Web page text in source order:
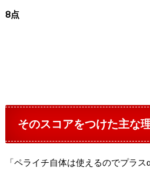
8点
そのスコアをつけた主な
「ペライチ自体は使えるのでプラス